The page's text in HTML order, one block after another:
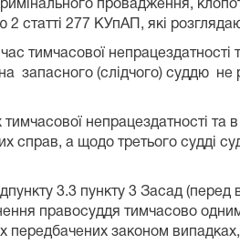
провадження,
статті 277 КУпАП, які
тимчасової
запасного (слідчого) суддю не
непрацездатності
справ, а щодо третього судді
3.3 пункту 3 Засад (перед
правосуддя тимчасово
передбачених законом